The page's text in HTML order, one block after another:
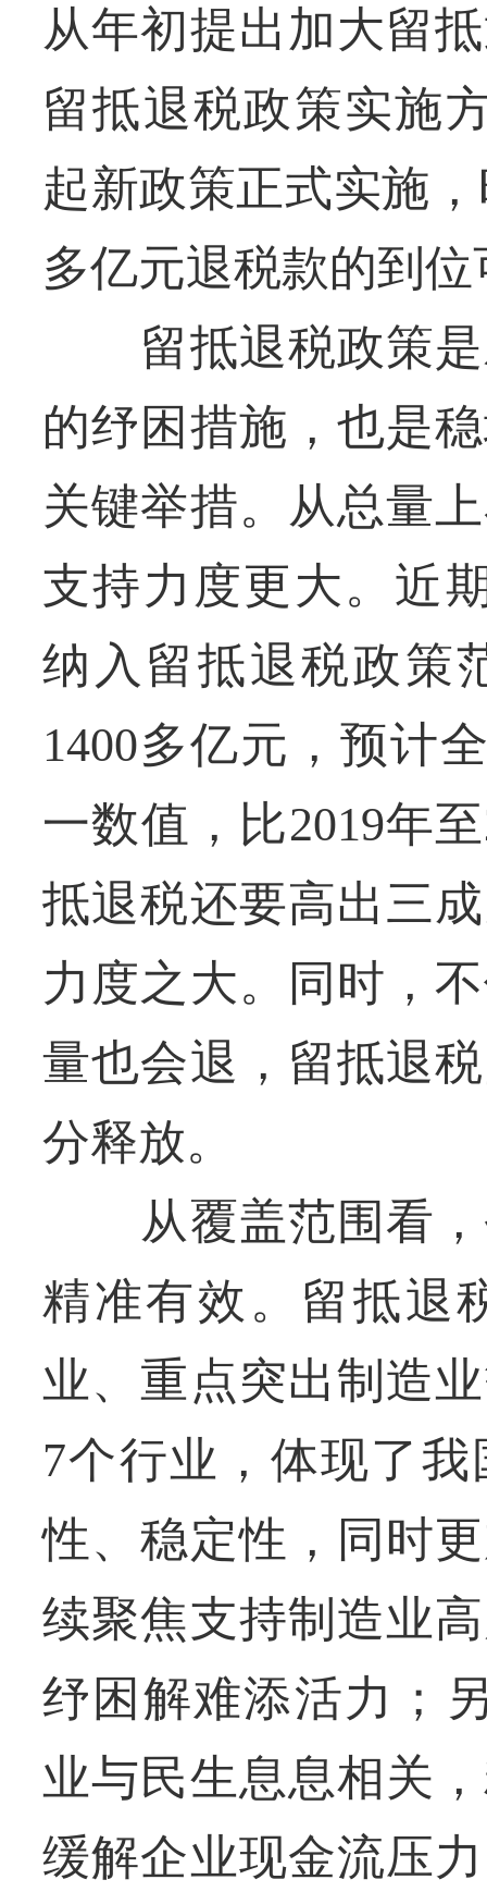
从年初提出加大留
留抵退税政策实施
起新政策正式实施
多亿元退税款的到
留抵退税政策是
的纾困措施，也是
关键举措。从总量
支持力度更大。近
纳入留抵退税政策
1400多亿元，预计
一数值，比2019年
抵退税还要高出三
力度之大。同时，
量也会退，留抵退
分释放。
从覆盖范围看，
精准有效。留抵退
业、重点突出制造
7个行业，体现了
性、稳定性，同时
续聚焦支持制造业
纾困解难添活力；
业与民生息息相关
缓解企业现金流压